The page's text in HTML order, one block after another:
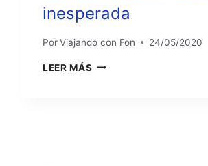
inesperada
PorViajando con Fon 24/05/2020
LEER MÁS BRATISLAVA